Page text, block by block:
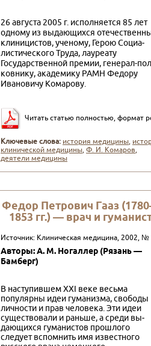
26 августа 2005 г. ис­полняется 85 лет
одному из выдающихся
клиницистов, ученому, Герою Социа­
листического Труда, лау­реату
Государственной премии, генерал-
ковнику, академику РАМН Федору
Иванови­чу Комарову.
Читать статью полностью, формат
Ключевые слова: история медицины,
клинической медицины,Ф. И. Ко­маров,
деятели медицины
Федор Петрович Гааз
1853 гг.) — врач и
Источник: Клиническая медицина, 2002, №
Авторы: А. М. Ногаллер (Рязань —
Бамберг)
В наступившем XXI веке весьма
популярны идеи гуманизма, свободы
личности и прав челове­ка. Эти идеи
существовали и раньше, а среди вы­
дающихся гуманистов прошлого
следует вспом­нить имя известного